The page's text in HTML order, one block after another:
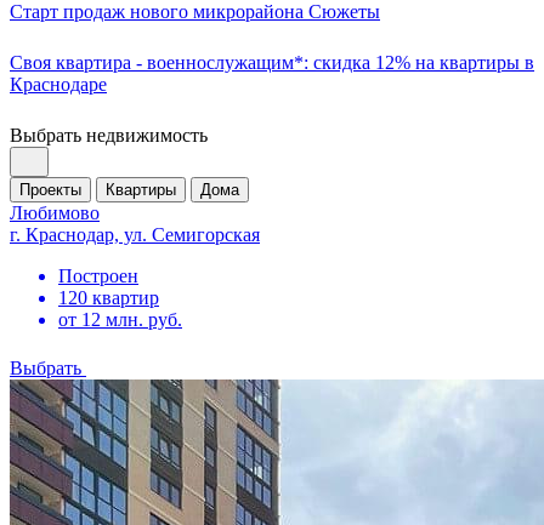
Старт продаж нового микрорайона Сюжеты
Своя квартира - военнослужащим*: скидка 12% на квартиры в
Краснодаре
Выбрать недвижимость
Проекты Квартиры Дома
Любимово
г. Краснодар, ул. Семигорская
Построен
120 квартир
от 12 млн. руб.
Выбрать